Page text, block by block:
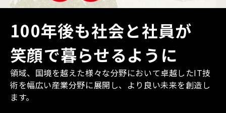
100年後も社会と社員が
笑顔で暮らせるように
領域、国境を越えた様々な分野において卓越したIT技
術を幅広い産業分野に展開し、より良い未来を創造し
ます。